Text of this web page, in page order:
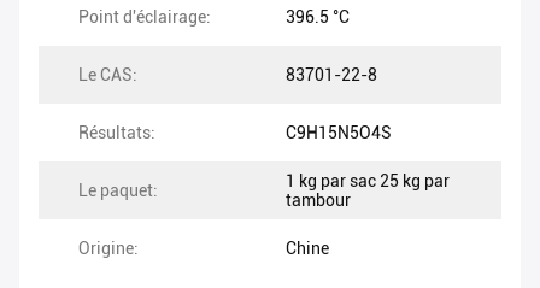
Point d'éclairage: 396.5 °C
Le CAS: 83701-22-8
Résultats: C9H15N5O4S
Le paquet:
1 kg par sac 25 kg par
tambour
Origine: Chine